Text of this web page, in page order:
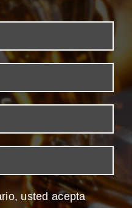
usted acepta